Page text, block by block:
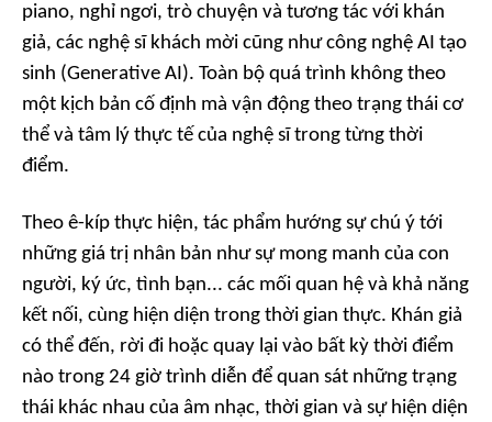
piano, nghỉ ngơi, trò chuyện và tương tác với khán
giả, các nghệ sĩ khách mời cũng như công nghệ AI tạo
sinh (Generative AI). Toàn bộ quá trình không theo
một kịch bản cố định mà vận động theo trạng thái cơ
thể và tâm lý thực tế của nghệ sĩ trong từng thời
điểm.
Theo ê-kíp thực hiện, tác phẩm hướng sự chú ý tới
những giá trị nhân bản như sự mong manh của con
người, ký ức, tình bạn... các mối quan hệ và khả năng
kết nối, cùng hiện diện trong thời gian thực. Khán giả
có thể đến, rời đi hoặc quay lại vào bất kỳ thời điểm
nào trong 24 giờ trình diễn để quan sát những trạng
thái khác nhau của âm nhạc, thời gian và sự hiện diện